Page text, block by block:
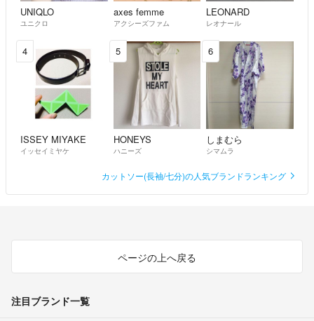
UNIQLO
ユニクロ
axes femme
アクシーズファム
LEONARD
レオナール
4
ISSEY MIYAKE
イッセイミヤケ
5
HONEYS
ハニーズ
6
しまむら
シマムラ
カットソー(長袖/七分)の人気ブランドランキング
ページの上へ戻る
注目ブランド一覧